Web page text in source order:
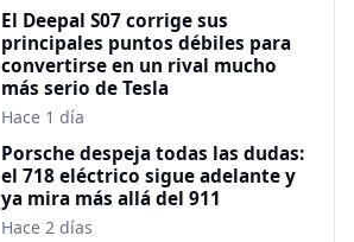
El Deepal S07 corrige sus
principales puntos débiles para
convertirse en un rival mucho
más serio de Tesla
Hace 1 día
Porsche despeja todas las dudas:
el 718 eléctrico sigue adelante y
ya mira más allá del 911
Hace 2 días